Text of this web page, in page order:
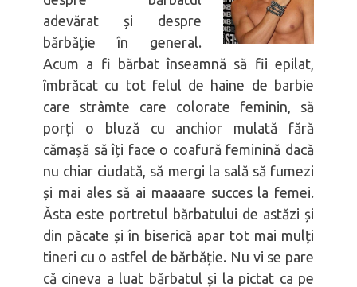
adevărat și despre
bărbăție în general.
Acum a fi bărbat înseamnă să fii epilat,
îmbrăcat cu tot felul de haine de barbie
care strâmte care colorate feminin, să
porți o bluză cu anchior mulată fără
cămașă să îți face o coafură feminină dacă
nu chiar ciudată, să mergi la sală să fumezi
și mai ales să ai maaaare succes la femei.
Ăsta este portretul bărbatului de astăzi și
din păcate și în biserică apar tot mai mulți
tineri cu o astfel de bărbăție. Nu vi se pare
că cineva a luat bărbatul și la pictat ca pe